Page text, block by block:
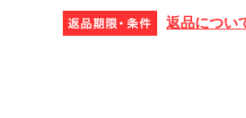
返品につい